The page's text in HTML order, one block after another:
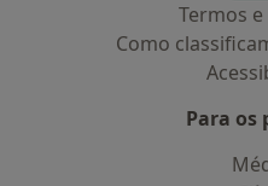
Termos
Como
Para os